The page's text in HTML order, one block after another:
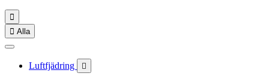

 Alla
Luftfjädring 